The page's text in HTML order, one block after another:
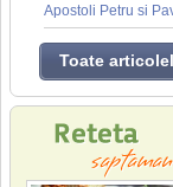
Apostoli Petru si
Toate